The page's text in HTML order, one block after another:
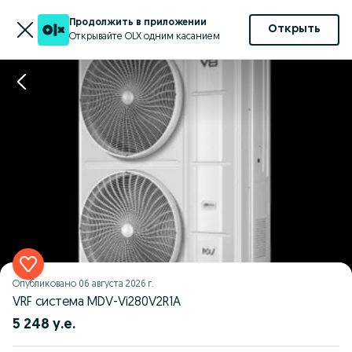
Продолжить в приложении
Открывайте OLX одним касанием
Открыть
Опубликовано 06 августа 2026 г.
VRF система MDV-Vi280V2R1A
5 248 у.е.